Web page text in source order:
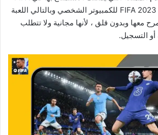
2023، بمجرد تنزيل FIFA 2023 للكمبيوتر الشخصي وبالتالي اللعبة
معها وبدون قلق ، لأنها مجانية ولا تتطلب
التسجيل.